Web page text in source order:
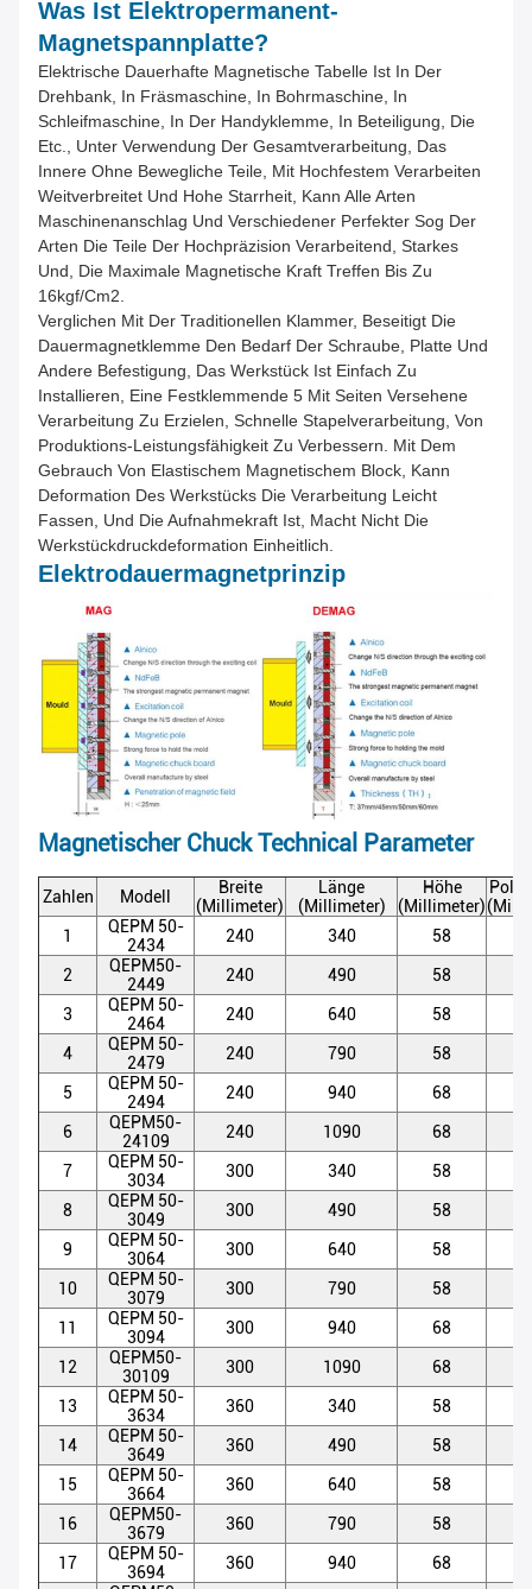
Was Ist Elektropermanent-
Magnetspannplatte?
Elektrische Dauerhafte Magnetische Tabelle Ist In Der
Drehbank, In Fräsmaschine, In Bohrmaschine, In
Schleifmaschine, In Der Handyklemme, In Beteiligung, Die
Etc., Unter Verwendung Der Gesamtverarbeitung, Das
Innere Ohne Bewegliche Teile, Mit Hochfestem Verarbeiten
Weitverbreitet Und Hohe Starrheit, Kann Alle Arten
Maschinenanschlag Und Verschiedener Perfekter Sog Der
Arten Die Teile Der Hochpräzision Verarbeitend, Starkes
Und, Die Maximale Magnetische Kraft Treffen Bis Zu
16kgf/cm2.
Verglichen Mit Der Traditionellen Klammer, Beseitigt Die
Dauermagnetklemme Den Bedarf Der Schraube, Platte Und
Andere Befestigung, Das Werkstück Ist Einfach Zu
Installieren, Eine Festklemmende 5 Mit Seiten Versehene
Verarbeitung Zu Erzielen, Schnelle Stapelverarbeitung, Von
Produktions-Leistungsfähigkeit Zu Verbessern. Mit Dem
Gebrauch Von Elastischem Magnetischem Block, Kann
Deformation Des Werkstücks Die Verarbeitung Leicht
Fassen, Und Die Aufnahmekraft Ist, Macht Nicht Die
Werkstückdruckdeformation Einheitlich.
Elektrodauermagnetprinzip
Magnetischer Chuck Technical Parameter
Zahlen Modell
Breite
(Millimeter)
Länge
(Millimeter)
Höhe
(Millimeter)
Pole-
1
QEPM 50-
2434
240 340 58
2
QEPM50-
2449
240 490 58
3
QEPM 50-
2464
240 640 58
4
QEPM 50-
2479
240 790 58
5
QEPM 50-
2494
240 940 68
6
QEPM50-
24109
240 1090 68
7
QEPM 50-
3034
300 340 58
8
QEPM 50-
3049
300 490 58
9
QEPM 50-
3064
300 640 58
10
QEPM 50-
3079
300 790 58
11
QEPM 50-
3094
300 940 68
12
QEPM50-
30109
300 1090 68
13
QEPM 50-
3634
360 340 58
14
QEPM 50-
3649
360 490 58
15
QEPM 50-
3664
360 640 58
16
QEPM50-
3679
360 790 58
17
QEPM 50-
3694
360 940 68